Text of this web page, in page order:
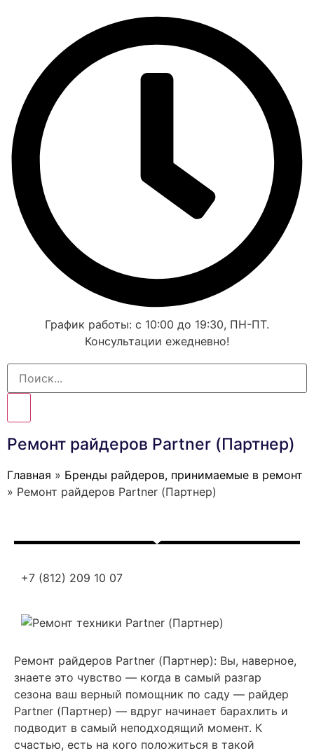
График работы: с 10:00 до 19:30, ПН-ПТ.
Консультации ежедневно!
Ремонт райдеров Partner (Партнер)
Главная » Бренды райдеров, принимаемые в ремонт
» Ремонт райдеров Partner (Партнер)
+7 (812) 209 10 07
Ремонт райдеров Partner (Партнер): Вы, наверное,
знаете это чувство — когда в самый разгар
сезона ваш верный помощник по саду — райдер
Partner (Партнер) — вдруг начинает барахлить и
подводит в самый неподходящий момент. К
счастью, есть на кого положиться в такой